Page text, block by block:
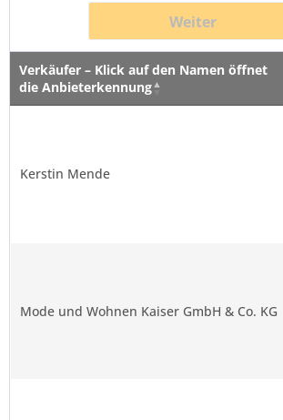
Weiter
Verkäufer – Klick auf den Namen öffnet
die Anbieterkennung
Kerstin Mende
Mode und Wohnen Kaiser GmbH & Co. KG